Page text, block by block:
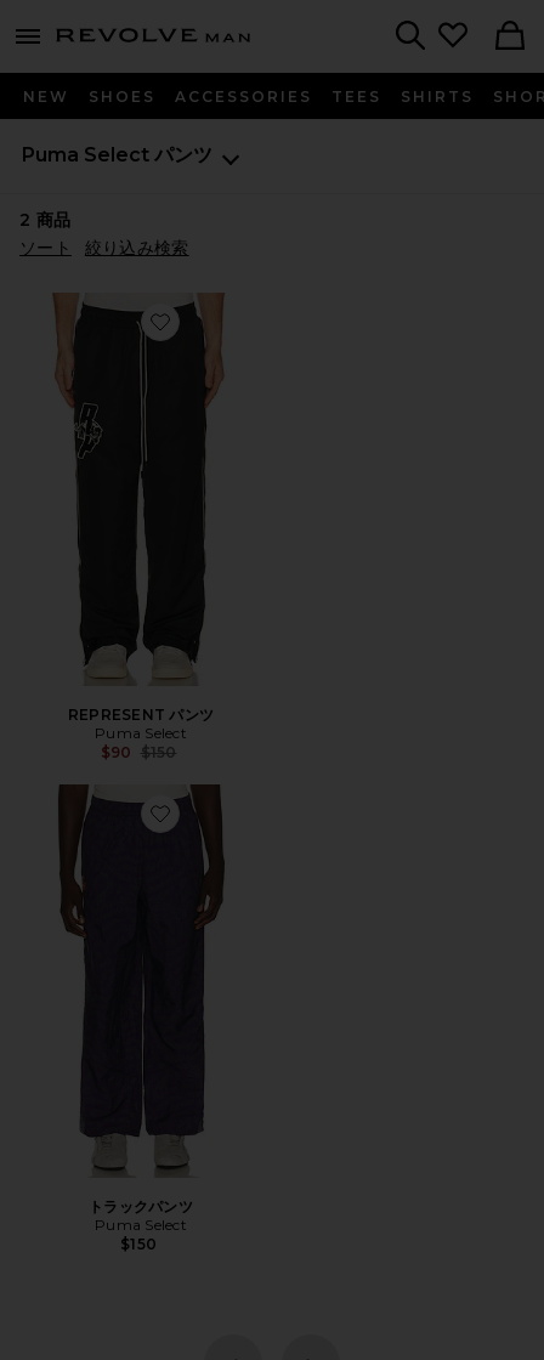
menu - shows more content
Revolve
NEW SHOES ACCESSORIES TEES SHIRTS
Puma Select パンツ
2 商品
ソート
絞り込み検索
Favorite REPRESENT パンツ
REPRESENT パンツ
Puma Select
$90 Previous price:
$150
Favorite トラックパンツ
トラックパンツ
Puma Select
$150